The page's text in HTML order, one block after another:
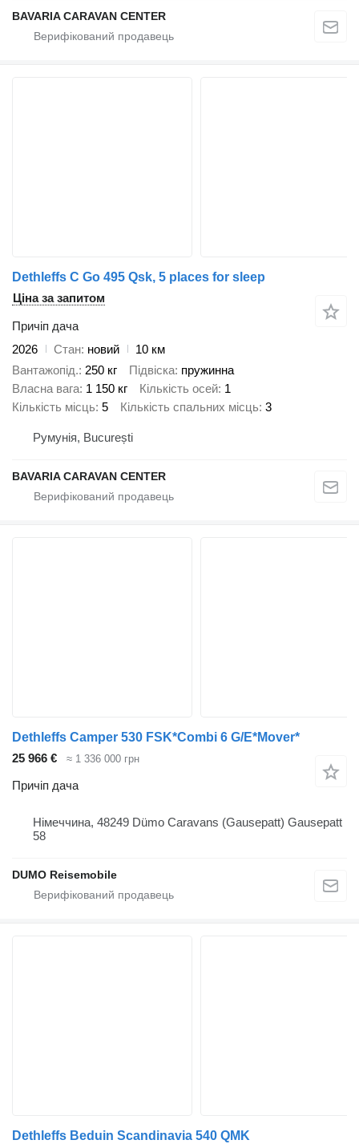
BAVARIA CARAVAN CENTER
Dethleffs C Go 495 Qsk, 5 places for sleep
Ціна за запитом
Причіп дача
2026
Стан новий
10 км
Вантажопід. 250 кг Підвіска пружинна
Власна вага 1 150 кг Кількість осей 1
Кількість місць 5 Кількість спальних місць 3
Румунія, București
BAVARIA CARAVAN CENTER
Dethleffs Camper 530 FSK*Combi 6 G/E*Mover*
25 966 €
≈ 1 336 000 грн
Причіп дача
Німеччина, 48249 Dümo Caravans (Gausepatt) Gausepatt
58
DUMO Reisemobile
Dethleffs Beduin Scandinavia 540 QMK